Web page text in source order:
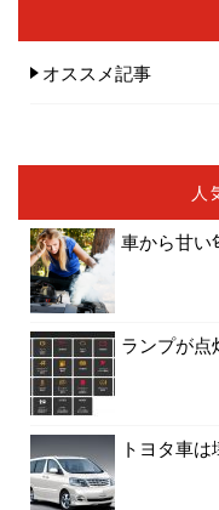
オススメ記事
人
車から甘い
ランプが点
トヨタ車